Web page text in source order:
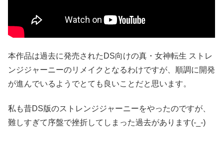
本作品は過去に発売されたDS向けの真・女神転生 ストレ
ンジジャーニーのリメイクとなるわけですが、順調に開発
が進んでいるようでとても良いことだと思います。
私も昔DS版のストレンジジャーニーをやったのですが、
難しすぎて序盤で挫折してしまった過去があります(-_-)